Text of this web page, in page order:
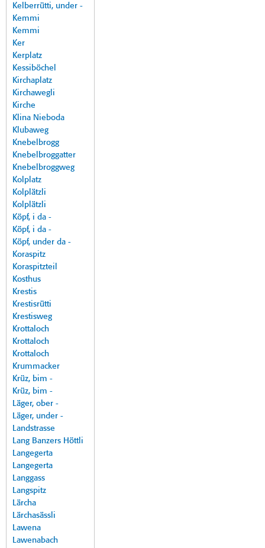
Kelberrütti, under -
Kemmi
Kemmi
Ker
Kerplatz
Kessiböchel
Kirchaplatz
Kirchawegli
Kirche
Klina Nieboda
Klubaweg
Knebelbrogg
Knebelbroggatter
Knebelbroggweg
Kolplatz
Kolplätzli
Kolplätzli
Köpf, i da -
Köpf, i da -
Köpf, under da -
Koraspitz
Koraspitzteil
Kosthus
Krestis
Krestisrütti
Krestisweg
Krottaloch
Krottaloch
Krottaloch
Krummacker
Krüz, bim -
Krüz, bim -
Läger, ober -
Läger, under -
Landstrasse
Lang Banzers Höttli
Langegerta
Langegerta
Langgass
Langspitz
Lärcha
Lärchasässli
Lawena
Lawenabach